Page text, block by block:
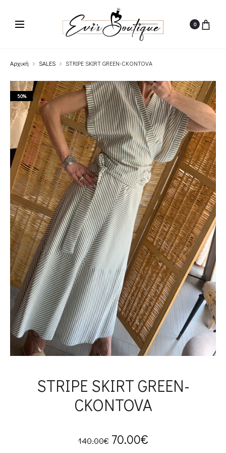
0
Αρχική SALES STRIPE SKIRT GREEN-CKONTOVA
50%
STRIPE SKIRT GREEN-
CKONTOVA
140.00€ Original
70.00€Current